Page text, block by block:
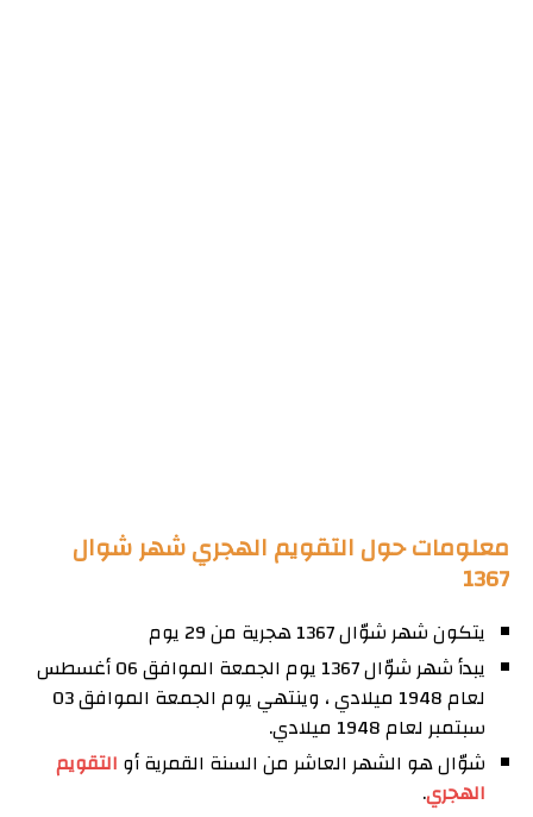
معلومات حول التقويم الهجري شهر شوال
1367
يتكون شهر شوّال 1367 هجرية من 29 يوم
يبدأ شهر شوّال 1367 يوم الجمعة الموافق 06 أغسطس
لعام 1948 ميلادي ، وينتهي يوم الجمعة الموافق 03
سبتمبر لعام 1948 ميلادي.
شوّال هو الشهر العاشر من السنة القمرية أو التقويم
الهجري.